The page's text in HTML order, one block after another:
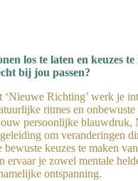
los te laten en keuzes te
cht bij jou passen?
‘Nieuwe Richting’ werk je
ritmes en onbewuste
persoonlijke blauwdruk,
om veranderingen
bewuste keuzes te maken
ervaar je zowel mentale
ontspanning.